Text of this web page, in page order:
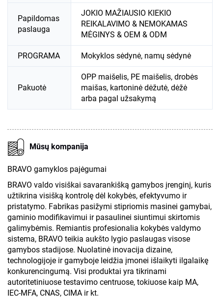
Papildomas
paslauga
JOKIO MAŽIAUSIO KIEKIO
REIKALAVIMO & NEMOKAMAS
MĖGINYS & OEM & ODM
PROGRAMA Mokyklos sėdynė, namų sėdynė
Pakuotė
OPP maišelis, PE maišelis, drobės
maišas, kartoninė dėžutė, dėžė
arba pagal užsakymą
Mūsų kompanija
BRAVO gamyklos pajėgumai
BRAVO valdo visiškai savarankišką gamybos įrenginį, kuris
užtikrina visišką kontrolę dėl kokybės, efektyvumo ir
pristatymo. Fabrikas pasižymi stipriomis masinei gamybai,
gaminio modifikavimui ir pasaulinei siuntimui skirtomis
galimybėmis. Remiantis profesionalia kokybės valdymo
sistema, BRAVO teikia aukšto lygio paslaugas visose
gamybos stadijose. Nuolatinė inovacija dizaine,
technologijoje ir gamyboje leidžia įmonei išlaikyti ilgalaikę
konkurencingumą. Visi produktai yra tikrinami
autoritetiniuose testavimo centruose, tokiuose kaip MA,
IEC-MFA, CNAS, CIMA ir kt.